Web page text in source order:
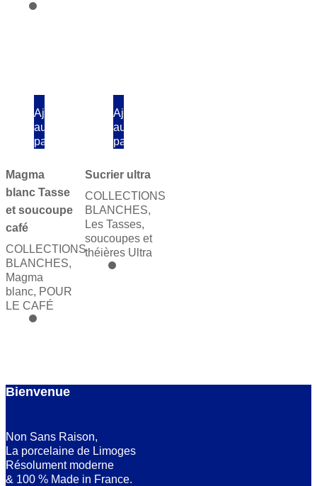
Ajouter
au
panier
Magma
blanc Tasse
et soucoupe
café
COLLECTIONS
BLANCHES,
Magma
blanc, POUR
LE CAFÉ
Ajouter
au
panier
Sucrier ultra
COLLECTIONS
BLANCHES,
Les Tasses,
soucoupes et
théières Ultra
Bienvenue
Non Sans Raison,
La porcelaine de Limoges
Résolument moderne
& 100 % Made in France.